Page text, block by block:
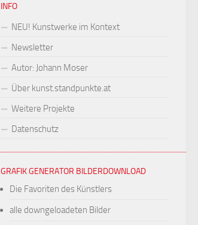
INFO
NEU! Kunstwerke im Kontext
Newsletter
Autor: Johann Moser
Über kunst.standpunkte.at
Weitere Projekte
Datenschutz
GRAFIK GENERATOR BILDERDOWNLOAD
Die Favoriten des Künstlers
alle downgeloadeten Bilder